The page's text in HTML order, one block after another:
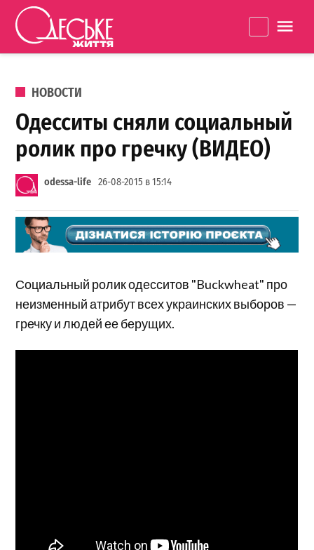
Перейти к содержанию
життя
ОПУБЛИКОВАНО В
НОВОСТИ
Одесситы сняли социальный
ролик про гречку (ВИДЕО)
odessa-life 26-08-2015 в 15:14
Социальный ролик одесситов "Buckwheat" про
неизменный атрибут всех украинских выборов —
гречку и людей ее берущих.